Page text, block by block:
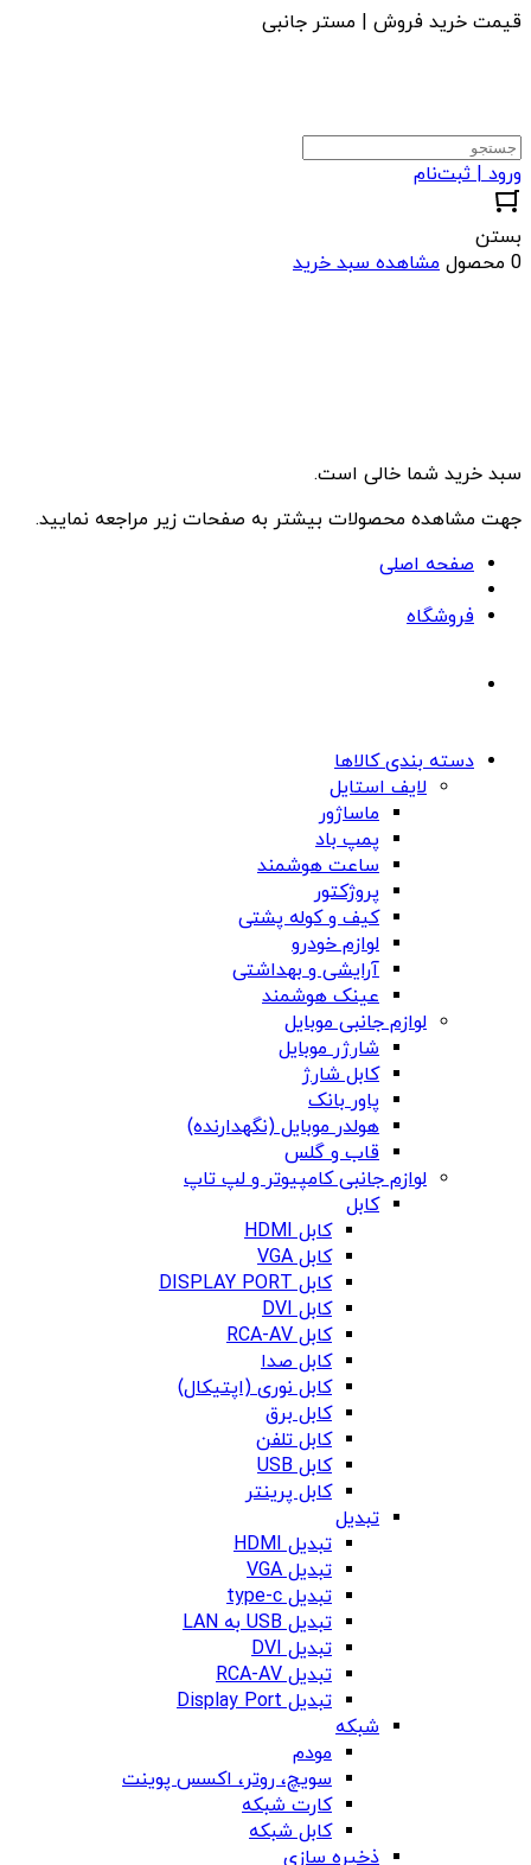
قیمت خرید فروش | مستر جانبی
ورود | ثبت‌نام
بستن
0 محصول
مشاهده سبد خرید
سبد خرید شما خالی است.
جهت مشاهده محصولات بیشتر به صفحات زیر مراجعه نمایید.
صفحه اصلی
فروشگاه
دسته بندی کالاها
لایف استایل
ماساژور
پمپ باد
ساعت هوشمند
پروژکتور
کیف و کوله پشتی
لوازم خودرو
آرایشی و بهداشتی
عینک هوشمند
لوازم جانبی موبایل
شارژر موبایل
کابل شارژ
پاور بانک
هولدر موبایل (نگهدارنده)
قاب و گلس
لوازم جانبی کامپیوتر و لپ تاپ
کابل
کابل HDMI
کابل VGA
کابل DISPLAY PORT
کابل DVI
کابل RCA-AV
کابل صدا
کابل نوری (اپتیکال)
کابل برق
کابل تلفن
کابل USB
کابل پرینتر
تبدیل
تبدیل HDMI
تبدیل VGA
تبدیل type-c
تبدیل USB به LAN
تبدیل DVI
تبدیل RCA-AV
تبدیل Display Port
شبکه
مودم
سویچ، روتر، اکسس پوینت
کارت شبکه
کابل شبکه
ذخیره سازی